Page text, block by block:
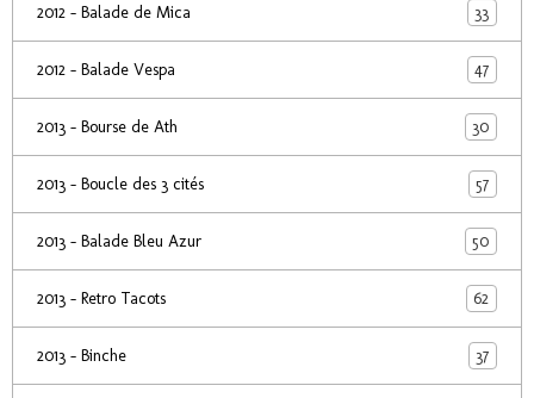
2012 - Balade de Mica 33
2012 - Balade Vespa 47
2013 - Bourse de Ath 30
2013 - Boucle des 3 cités 57
2013 - Balade Bleu Azur 50
2013 - Retro Tacots 62
2013 - Binche 37